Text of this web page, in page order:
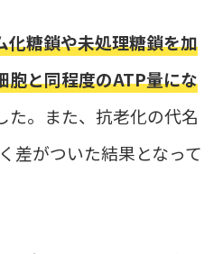
化糖鎖や未処理糖鎖を加
胞と同程度のATP量にな
た。また、抗老化の代名
差がついた結果となって